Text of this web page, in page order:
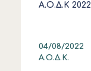
Α.Ο.Δ.Κ 2022
04/08/2022
Α.Ο.Δ.Κ.